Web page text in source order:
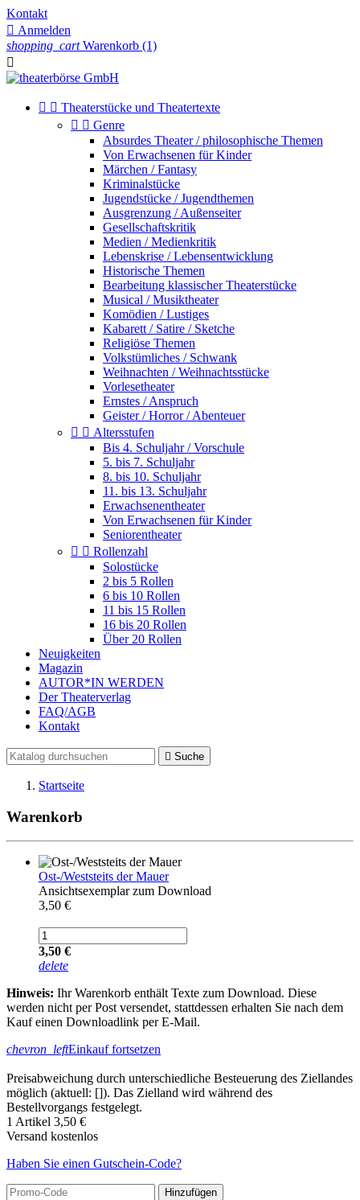
Kontakt
 Anmelden
shopping_cart Warenkorb (1)

  Theaterstücke und Theatertexte
  Genre
Absurdes Theater / philosophische Themen
Von Erwachsenen für Kinder
Märchen / Fantasy
Kriminalstücke
Jugendstücke / Jugendthemen
Ausgrenzung / Außenseiter
Gesellschaftskritik
Medien / Medienkritik
Lebenskrise / Lebensentwicklung
Historische Themen
Bearbeitung klassischer Theaterstücke
Musical / Musiktheater
Komödien / Lustiges
Kabarett / Satire / Sketche
Religiöse Themen
Volkstümliches / Schwank
Weihnachten / Weihnachtsstücke
Vorlesetheater
Ernstes / Anspruch
Geister / Horror / Abenteuer
  Altersstufen
Bis 4. Schuljahr / Vorschule
5. bis 7. Schuljahr
8. bis 10. Schuljahr
11. bis 13. Schuljahr
Erwachsenentheater
Von Erwachsenen für Kinder
Seniorentheater
  Rollenzahl
Solostücke
2 bis 5 Rollen
6 bis 10 Rollen
11 bis 15 Rollen
16 bis 20 Rollen
Über 20 Rollen
Neuigkeiten
Magazin
AUTOR*IN WERDEN
Der Theaterverlag
FAQ/AGB
Kontakt
 Suche
Startseite
Warenkorb
Ost-/Weststeits der Mauer
Ansichtsexemplar zum Download
3,50 €
3,50 €
delete
Hinweis: Ihr Warenkorb enthält Texte zum Download. Diese
werden nicht per Post versendet, stattdessen erhalten Sie nach dem
Kauf einen Downloadlink per E-Mail.
chevron_leftEinkauf fortsetzen
Preisabweichung durch unterschiedliche Besteuerung des Ziellandes
möglich (aktuell: []). Das Zielland wird während des
Bestellvorgangs festgelegt.
1 Artikel 3,50 €
Versand kostenlos
Haben Sie einen Gutschein-Code?
Hinzufügen